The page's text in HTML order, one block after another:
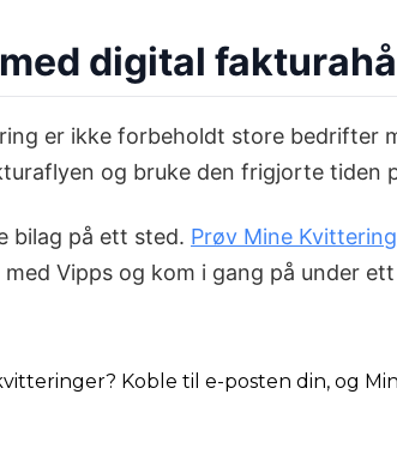
digital
er ikke forbeholdt store bedrifter
og bruke den frigjorte tiden
bilag på ett sted. Prøv Mine
Vipps og kom i gang på under
Koble til e-posten din, og